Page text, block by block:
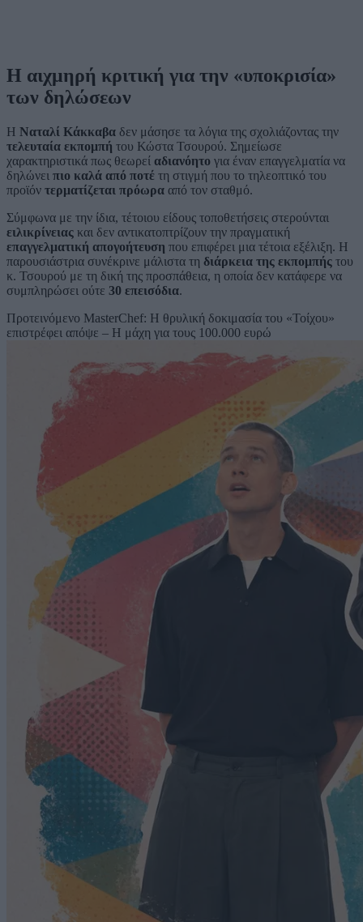
Η αιχμηρή κριτική για την «υποκρισία»
των δηλώσεων
Η Ναταλί Κάκκαβα δεν μάσησε τα λόγια της σχολιάζοντας την
τελευταία εκπομπή του Κώστα Τσουρού. Σημείωσε
χαρακτηριστικά πως θεωρεί αδιανόητο για έναν επαγγελματία να
δηλώνει πιο καλά από ποτέ τη στιγμή που το τηλεοπτικό του
προϊόν τερματίζεται πρόωρα από τον σταθμό.
Σύμφωνα με την ίδια, τέτοιου είδους τοποθετήσεις στερούνται
ειλικρίνειας και δεν αντικατοπτρίζουν την πραγματική
επαγγελματική απογοήτευση που επιφέρει μια τέτοια εξέλιξη. Η
παρουσιάστρια συνέκρινε μάλιστα τη διάρκεια της εκπομπής του
κ. Τσουρού με τη δική της προσπάθεια, η οποία δεν κατάφερε να
συμπληρώσει ούτε 30 επεισόδια.
Προτεινόμενο MasterChef: Η θρυλική δοκιμασία του «Τοίχου»
επιστρέφει απόψε – Η μάχη για τους 100.000 ευρώ